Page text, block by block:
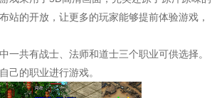
站的开放，让更多的玩家能够提前体验游戏，
共有战士、法师和道士三个职业可供选择。
己的职业进行游戏。